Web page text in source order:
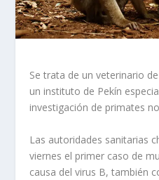
Se trata de un veterinario
un instituto de Pekín
investigación de primates
Las autoridades sanitarias
viernes el primer caso de
causa del virus B, también